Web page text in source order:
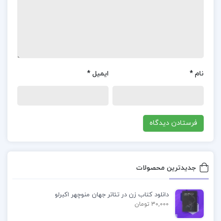
مفاهیم پیچیده را به خوبی توضیح می‌دهد.
موارد عملی در کتاب به درک بهتر مفاهیم کمک می‌کند.
کنیم؟
نام * ایمیل *
جدیدترین محصولات
دانلود کتاب زن در تئاتر جهان منوچهر اکبرلو
30,000 تومان